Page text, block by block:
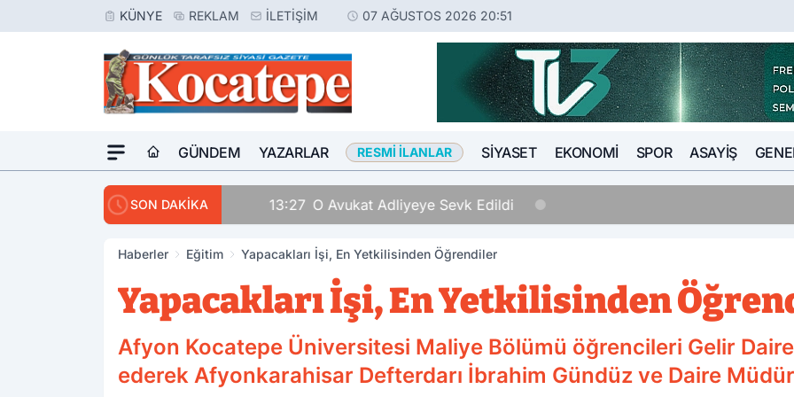
KÜNYE REKLAM İLETIŞIM 07 AĞUSTOS 2026 20:51
GÜNDEM YAZARLAR RESMI İLANLAR SIYASET EKONOMI SPOR ASAYIŞ
SON DAKİKA 13:27 O Avukat Adliyeye Sevk Edildi
Haberler Eğitim Yapacakları İşi, En Yetkilisinden Öğrendiler
Yapacakları İşi, En Yetkilisinden
Afyon Kocatepe Üniversitesi Maliye Bölümü öğrencileri Gelir
ederek Afyonkarahisar Defterdarı İbrahim Gündüz ve Daire